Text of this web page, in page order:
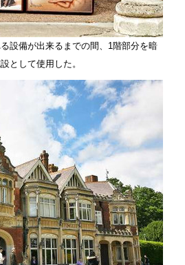
設備が出来るまでの間、1階部分を暗
として使用した。